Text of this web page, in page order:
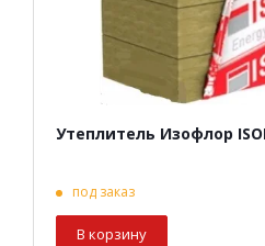
Утеплитель Изофлор
под заказ
В корзину